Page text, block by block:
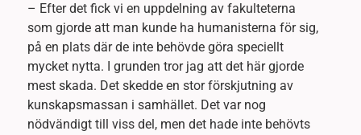
– Efter det fick vi en uppdelning av fakulteterna
som gjorde att man kunde ha humanisterna för sig,
på en plats där de inte behövde göra speciellt
mycket nytta. I grunden tror jag att det här gjorde
mest skada. Det skedde en stor förskjutning av
kunskapsmassan i samhället. Det var nog
nödvändigt till viss del, men det hade inte behövts